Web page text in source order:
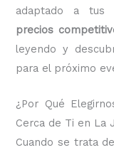
adaptado a tus
precios
leyendo y
para el próximo
¿Por Qué
Cerca de Ti en La
Cuando se trata de